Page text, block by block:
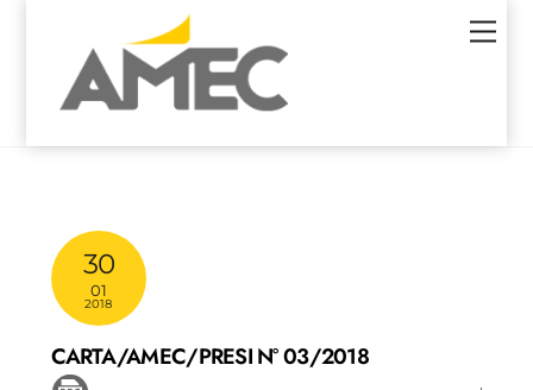
30
01
2018
CARTA/AMEC/PRESI N° 03/2018